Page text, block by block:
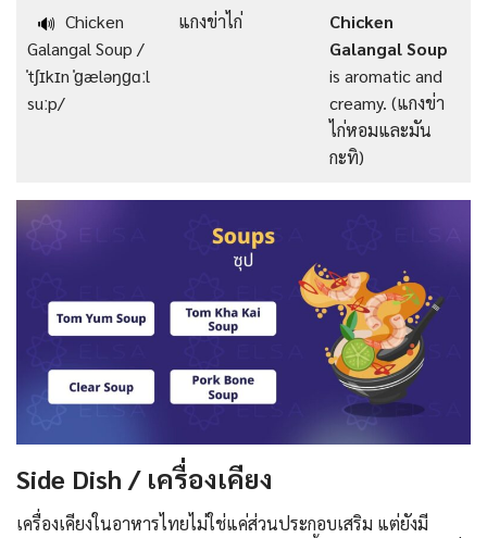
🔊 Chicken
Galangal Soup /
ˈtʃɪkɪn ˈɡæləŋɡɑːl
suːp/
แกงข่าไก่
Chicken
Galangal Soup
is aromatic and
creamy. (แกงข่า
ไก่หอมและมัน
กะทิ)
Side Dish / เครื่องเคียง
เครื่องเคียงในอาหารไทยไม่ใช่แค่ส่วนประกอบเสริม แต่ยังมี